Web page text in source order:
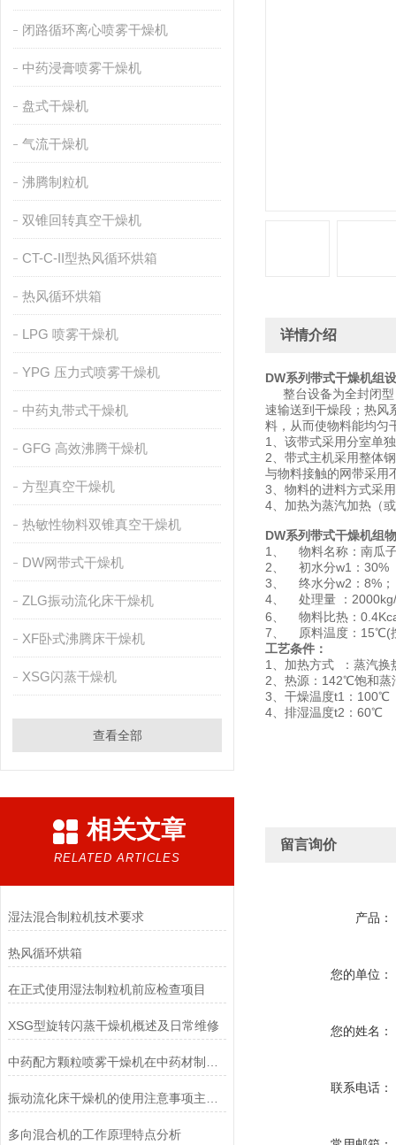
闭路循环离心喷雾干燥机
中药浸膏喷雾干燥机
盘式干燥机
气流干燥机
沸腾制粒机
双锥回转真空干燥机
CT-C-II型热风循环烘箱
热风循环烘箱
LPG 喷雾干燥机
YPG 压力式喷雾干燥机
中药丸带式干燥机
GFG 高效沸腾干燥机
方型真空干燥机
热敏性物料双锥真空干燥机
DW网带式干燥机
ZLG振动流化床干燥机
XF卧式沸腾床干燥机
XSG闪蒸干燥机
查看全部
相关文章
RELATED ARTICLES
湿法混合制粒机技术要求
热风循环烘箱
在正式使用湿法制粒机前应检查项目
XSG型旋转闪蒸干燥机概述及日常维修
多向混合机的工作原理特点分析
详情介绍
DW系列带式干燥机组
整台设备为全封闭型
速输送到干燥段；热风
料，从而使物料能均匀
1、该带式采用分室单
2、带式主机采用整体
与物料接触的网带采用
3、物料的进料方式采
4、加热为蒸汽加热（
DW系列带式干燥机组
1、 物料名称：南瓜
2、 初水分w1：30%
3、 终水分w2：8%；
4、 处理量 ：
6、 物料比热：
7、 原料温度：15℃(
工艺条件：
1、加热方式 ：蒸汽换
2、热源：142℃饱和蒸
3、干燥温度t1：100℃
4、排湿温度t2：60℃
留言询价
产品：
您的单位：
您的姓名：
联系电话：